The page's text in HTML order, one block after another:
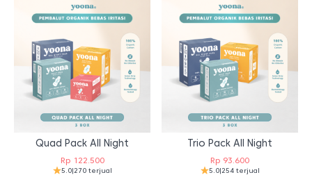
Quad Pack All Night
Rp122.500
5.0|270 terjual
Trio Pack All Night
Rp 93.600
5.0|254 terjual